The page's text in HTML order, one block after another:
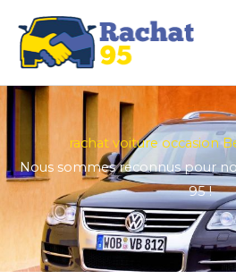
contenu
rachat voiture occasion
Nous sommes reconnus pour
95 !